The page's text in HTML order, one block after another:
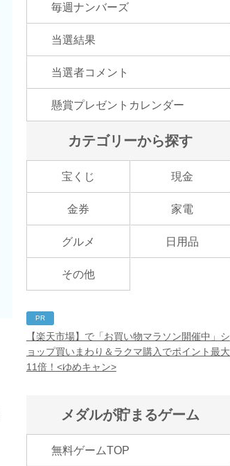
毎週ナンバーズ
当選結果
当選者コメント
懸賞プレゼントカレンダー
カテゴリーから探す
宝くじ 現金
金券 家電
グルメ 日用品
その他
PR
【楽天市場】で「お買い物マラソン開催中」シ
ョップ買いまわり＆ラクマ購入でポイント最大
11倍！<ゆめキャン>
メダルが貯まるゲーム
無料ゲームTOP